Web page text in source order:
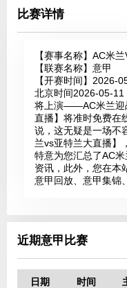
比赛详情
【赛事名称】 AC米
【联赛名称】 意甲
【开赛时间】 2026-
北京时间2026-05-
将上演——AC米兰迎
直播】将准时免费在
说，这无疑是一场不
兰vs亚特兰大直播】
特意为您汇总了AC
资讯，此外，您在本
意甲回放、意甲集锦
近期意甲比赛
日期 时间